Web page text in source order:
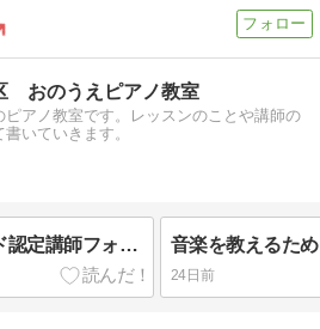
おのうえピアノ教室
ピアノ教室です。レッスンのことや講師の
いていきます。
ピアノdeクボタメソッド認定講師フォロー会 〜横浜で学びと交流を〜
24日前